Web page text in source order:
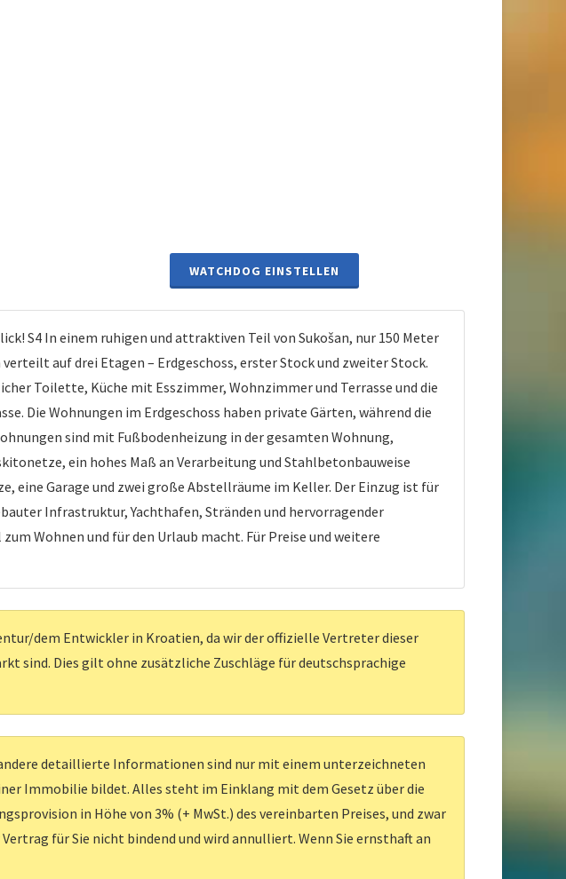
WATCHDOG EINSTELLEN
S4 In einem ruhigen und attraktiven Teil von Sukošan, nur 150 Meter
auf drei Etagen – Erdgeschoss, erster Stock und zweiter Stock.
Toilette, Küche mit Esszimmer, Wohnzimmer und Terrasse und die
Die Wohnungen im Erdgeschoss haben private Gärten, während die
sind mit Fußbodenheizung in der gesamten Wohnung,
ein hohes Maß an Verarbeitung und Stahlbetonbauweise
eine Garage und zwei große Abstellräume im Keller. Der Einzug ist für
Infrastruktur, Yachthafen, Stränden und hervorragender
Wohnen und für den Urlaub macht. Für Preise und weitere
dem Entwickler in Kroatien, da wir der offizielle Vertreter dieser
sind. Dies gilt ohne zusätzliche Zuschläge für deutschsprachige
detaillierte Informationen sind nur mit einem unterzeichneten
Immobilie bildet. Alles steht im Einklang mit dem Gesetz über die
in Höhe von 3% (+ MwSt.) des vereinbarten Preises, und zwar
für Sie nicht bindend und wird annulliert. Wenn Sie ernsthaft an